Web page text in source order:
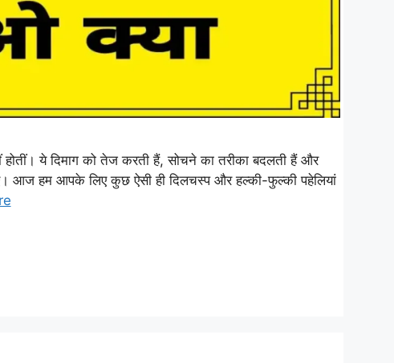
ये दिमाग को तेज करती हैं, सोचने का तरीका बदलती हैं और
आज हम आपके लिए कुछ ऐसी ही दिलचस्प और हल्की-फुल्की पहेलियां